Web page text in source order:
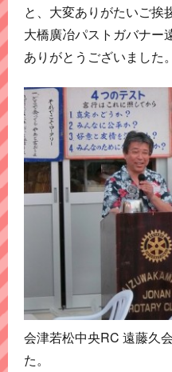
と、大変ありがたいご挨
大橋廣冶パストガバナー
ありがとうございました。
会津若松中央RC 遠藤久
た。